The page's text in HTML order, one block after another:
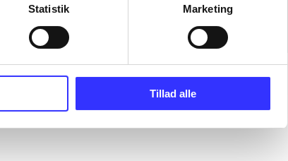
Statistik Marketing
Tillad alle